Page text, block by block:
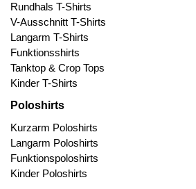
Rundhals T-Shirts
V-Ausschnitt T-Shirts
Langarm T-Shirts
Funktionsshirts
Tanktop & Crop Tops
Kinder T-Shirts
Poloshirts
Kurzarm Poloshirts
Langarm Poloshirts
Funktionspoloshirts
Kinder Poloshirts